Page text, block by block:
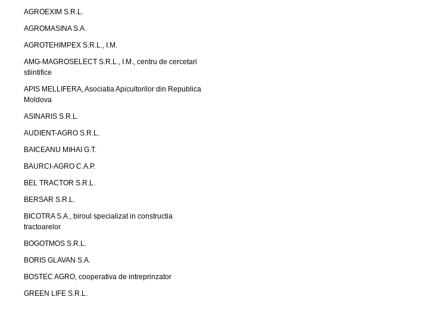
AGROEXIM S.R.L.
AGROMASINA S.A.
AGROTEHIMPEX S.R.L., I.M.
AMG-MAGROSELECT S.R.L., I.M., centru de cercetari
stiintifice
APIS MELLIFERA, Asociatia Apicultorilor din Republica
Moldova
ASINARIS S.R.L.
AUDIENT-AGRO S.R.L.
BAICEANU MIHAI G.T.
BAURCI-AGRO C.A.P.
BEL TRACTOR S.R.L.
BERSAR S.R.L.
BICOTRA S.A., biroul specializat in constructia
tractoarelor
BOGOTMOS S.R.L.
BORIS GLAVAN S.A.
BOSTEC AGRO, cooperativa de intreprinzator
GREEN LIFE S.R.L.